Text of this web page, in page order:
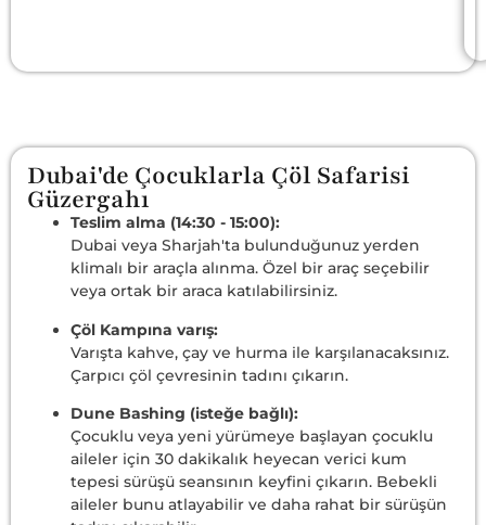
Dubai'de Çocuklarla Çöl Safarisi
Güzergahı
Teslim alma (14:30 - 15:00):
Dubai veya Sharjah'ta bulunduğunuz yerden
klimalı bir araçla alınma. Özel bir araç seçebilir
veya ortak bir araca katılabilirsiniz.
Çöl Kampına varış:
Varışta kahve, çay ve hurma ile karşılanacaksınız.
Çarpıcı çöl çevresinin tadını çıkarın.
Dune Bashing (isteğe bağlı):
Çocuklu veya yeni yürümeye başlayan çocuklu
aileler için 30 dakikalık heyecan verici kum
tepesi sürüşü seansının keyfini çıkarın. Bebekli
aileler bunu atlayabilir ve daha rahat bir sürüşün